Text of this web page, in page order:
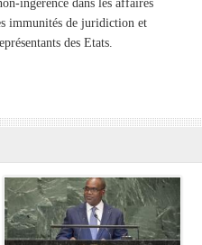
ingérence dans les affaires
immunités de juridiction et
des Etats.